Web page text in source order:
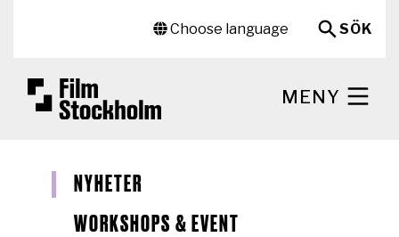
Choose language
SÖK
MENY
NYHETER
WORKSHOPS & EVENT